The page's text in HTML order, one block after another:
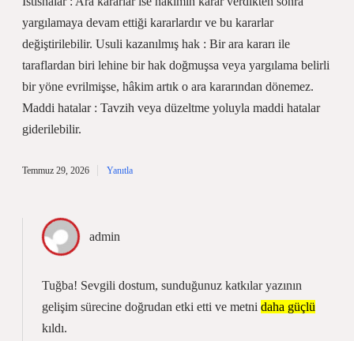
yargılamaya devam ettiği kararlardır ve bu kararlar
değiştirilebilir. Usuli kazanılmış hak : Bir ara kararı ile
taraflardan biri lehine bir hak doğmuşsa veya yargılama belirli
bir yöne evrilmişse, hâkim artık o ara kararından dönemez.
Maddi hatalar : Tavzih veya düzeltme yoluyla maddi hatalar
giderilebilir.
Temmuz 29, 2026 Yanıtla
admin
Tuğba! Sevgili dostum, sunduğunuz katkılar yazının
gelişim sürecine doğrudan etki etti ve metni daha güçlü
kıldı.